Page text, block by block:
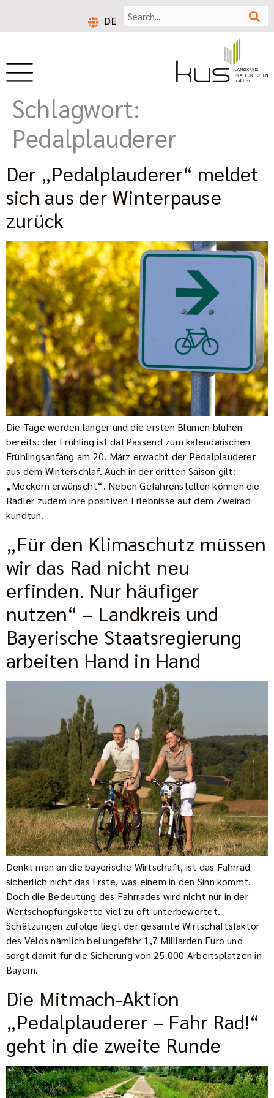
DE
Schlagwort:
Pedalplauderer
Der „Pedalplauderer“ meldet
sich aus der Winterpause
zurück
Die Tage werden länger und die ersten Blumen blühen
bereits: der Frühling ist da! Passend zum kalendarischen
Frühlingsanfang am 20. März erwacht der Pedalplauderer
aus dem Winterschlaf. Auch in der dritten Saison gilt:
„Meckern erwünscht“. Neben Gefahrenstellen können die
Radler zudem ihre positiven Erlebnisse auf dem Zweirad
kundtun.
„Für den Klimaschutz müssen
wir das Rad nicht neu
erfinden. Nur häufiger
nutzen“ – Landkreis und
Bayerische Staatsregierung
arbeiten Hand in Hand
Denkt man an die bayerische Wirtschaft, ist das Fahrrad
sicherlich nicht das Erste, was einem in den Sinn kommt.
Doch die Bedeutung des Fahrrades wird nicht nur in der
Wertschöpfungskette viel zu oft unterbewertet.
Schätzungen zufolge liegt der gesamte Wirtschaftsfaktor
des Velos nämlich bei ungefähr 1,7 Milliarden Euro und
sorgt damit für die Sicherung von 25.000 Arbeitsplätzen in
Bayern.
Die Mitmach-Aktion
„Pedalplauderer – Fahr Rad!“
geht in die zweite Runde